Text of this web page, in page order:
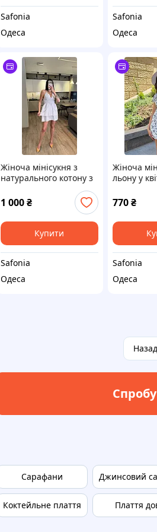
Safonia
Одеса
Safonia
Одеса
Жіноча мінісукня з
натурального котону з
відкритою спиною та
багатошаровою
спідницею SF 0210
1 000₴
Купити
Safonia
Одеса
Жіноча
льону у
рукавами та
770₴
Safonia
Одеса
Назад
Сарафани
Коктейльне плаття
Джинсовий
Плаття